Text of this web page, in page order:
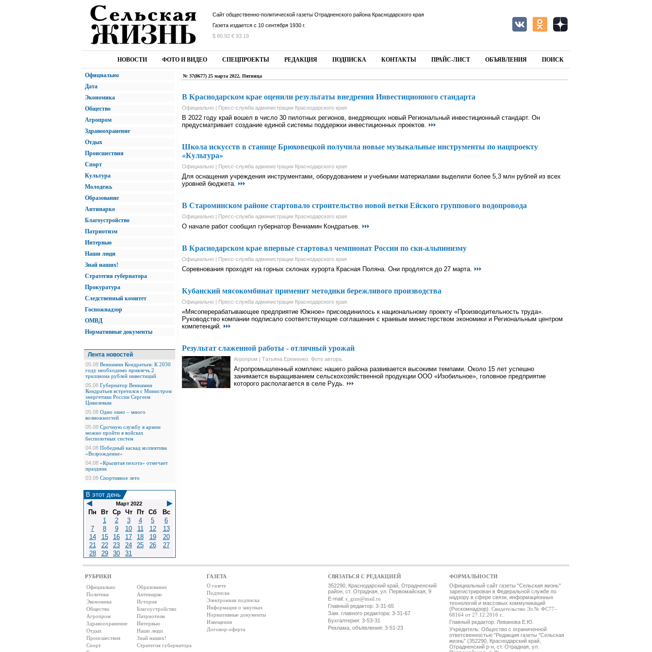
Сайт общественно-политической газеты Отрадненского района Краснодарского края
Газета издается с 10 сентября 1930 г.
$ 80.92 € 93.19
НОВОСТИ ФОТО И ВИДЕО СПЕЦПРОЕКТЫ РЕДАКЦИЯ ПОДПИСКА КОНТАКТЫ ПРАЙС-ЛИСТ ОБЪЯВЛЕНИЯ ПОИСК
Официально
Дата
Экономика
Общество
Агропром
Здравоохранение
Отдых
Происшествия
Спорт
Культура
Молодежь
Образование
Антинарко
Благоустройство
Патриотизм
Интервью
Наши люди
Знай наших!
Стратегия губернатора
Прокуратура
Следственный комитет
Госпожнадзор
ОМВД
Нормативные документы
Лента новостей
05.08 Вениамин Кондратьев: К 2030
году необходимо привлечь 2
триллиона рублей инвестиций
05.08 Губернатор Вениамин
Кондратьев встретился с Министром
энергетики России Сергеем
Цивилевым
05.08 Одно окно – много
возможностей
05.08 Срочную службу в армии
можно пройти в войсках
беспилотных систем
04.08 Победный каскад коллектива
«Возрождение»
04.08 «Крылатая пехота» отмечает
праздник
03.08 Спортивное лето
В этот день
Март 2022
Пн Вт Ср Чт Пт Сб
Вс
1
2 3 4 5
6
7
8 9 10 11 12
13
14
15 16 17 18 19
20
21
22 23 24 25 26
27
28
29 30 31
№ 37(8677) 25 марта 2022, Пятница
В Краснодарском крае оценили результаты внедрения Инвестиционного стандарта
Официально | Пресс-служба администрации Краснодарского края
В 2022 году край вошел в число 30 пилотных регионов, внедряющих новый Региональный инвестиционный стандарт. Он
предусматривает создание единой системы поддержки инвестиционных проектов.
Школа искусств в станице Брюховецкой получила новые музыкальные инструменты по нацпроекту
«Культура»
Официально | Пресс-служба администрации Краснодарского края
Для оснащения учреждения инструментами, оборудованием и учебными материалами выделили более 5,3 млн рублей из всех
уровней бюджета.
В Староминском районе стартовало строительство новой ветки Ейского группового водопровода
Официально | Пресс-служба администрации Краснодарского края
О начале работ сообщил губернатор Вениамин Кондратьев.
В Краснодарском крае впервые стартовал чемпионат России по ски-альпинизму
Официально | Пресс-служба администрации Краснодарского края
Соревнования проходят на горных склонах курорта Красная Поляна. Они продлятся до 27 марта.
Кубанский мясокомбинат применит методики бережливого производства
Официально | Пресс-служба администрации Краснодарского края
«Мясоперерабатывающее предприятие Южное» присоединилось к национальному проекту «Производительность труда».
Руководство компании подписало соответствующие соглашения с краевым министерством экономики и Региональным центром
компетенций.
Результат слаженной работы - отличный урожай
Агропром | Татьяна Еременко. Фото автора.
Агропромышленный комплекс нашего района развивается высокими темпами. Около 15 лет успешно
занимается выращиванием сельскохозяйственной продукции ООО «Изобильное», головное предприятие
которого располагается в селе Рудь.
РУБРИКИ ГАЗЕТА СВЯЗАТЬСЯ С РЕДАКЦИЕЙ
ФОРМАЛЬНОСТИ
Официально
Политика
Экономика
Общество
Агропром
Здравоохранение
Отдых
Происшествия
Спорт
Образование
Антинарко
История
Благоустройство
Патриотизм
Интервью
Наши люди
Знай наших!
Стратегия губернатора
О газете
Подписка
Электронная подписка
Информация о закупках
Нормативные документы
Извещения
Договор-оферта
352290, Краснодарский край, Отрадненский
район, ст. Отрадная, ул. Первомайская, 9
E-mail: s_gizn@mail.ru
Главный редактор: 3-31-65
Зам. главного редактора: 3-31-67
Бухгалтерия: 3-53-31
Реклама, объявления: 3-51-23
Официальный сайт газеты "Сельская жизнь"
зарегистрирован в Федеральной службе по
надзору в сфере связи, информационных
технологий и массовых коммуникаций
(Роскомнадзор). Свидетельство Эл № ФС77–
68164 от 27.12.2016 г.
Главный редактор: Леванова Е.Ю.
Учредитель: Общество с ограниченной
ответсвенностью "Редакция газеты "Сельская
жизнь" (352290, Краснодарский край,
Отрадненский р-н, ст. Отрадная, ул.